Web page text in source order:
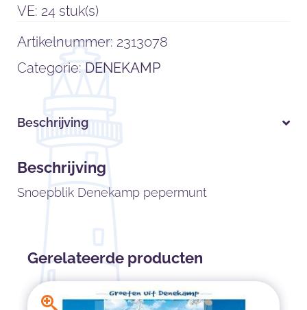
VE: 24 stuk(s)
Artikelnummer: 2313078
Categorie: DENEKAMP
Beschrijving
Beschrijving
Snoepblik Denekamp pepermunt
Gerelateerde producten